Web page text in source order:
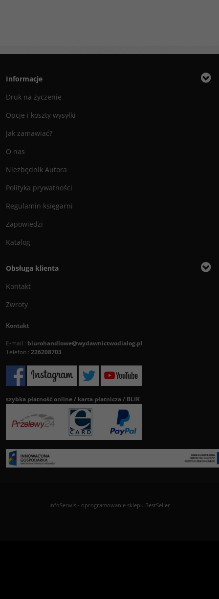
Informacje
Druk na życzenie
Opcje i koszty wysyłki
Jak zamawiać?
O nas
Niezbędnik Autora
Polityka prywatności
Regulamin księgarni
Zapowiedzi
Katalog
Obsługa klienta
Kontakt
Zwroty
Kontakt
E-mail : biurohandlowe@wydawnictwodialog.pl
Telefon : 226208703
szybka płatność online / karta płatnicza / BLIK
InfoSerwis- oprogramowanie sklepu BestSeller